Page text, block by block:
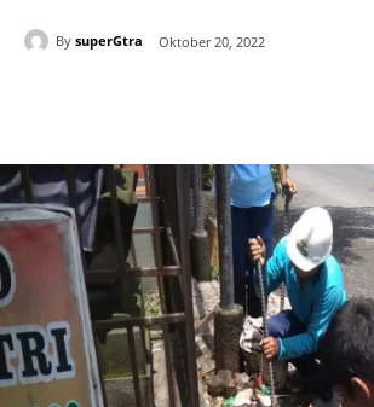
By superGtra Oktober 20, 2022